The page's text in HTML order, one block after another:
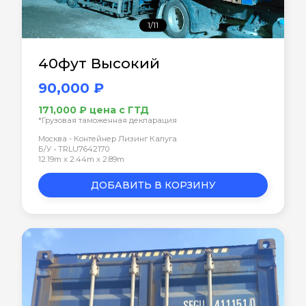
1/11
40фут Высокий
90,000 ₽
171,000 ₽ цена с ГТД
*Грузовая таможенная декларация
Москва - Контейнер Лизинг Калуга
Б/У • TRLU7642170
12.19m x 2.44m x 2.89m
ДОБАВИТЬ В КОРЗИНУ